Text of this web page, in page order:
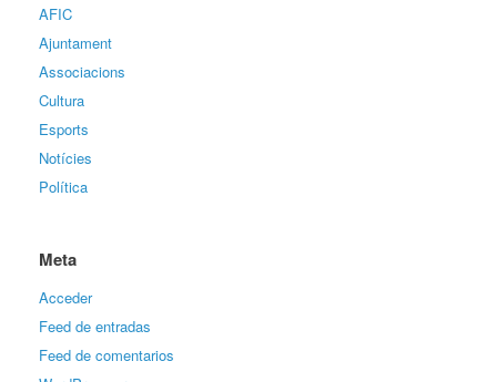
AFIC
Ajuntament
Associacions
Cultura
Esports
Notícies
Política
Meta
Acceder
Feed de entradas
Feed de comentarios